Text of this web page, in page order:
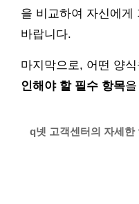
을 비교하여 자신에게
바랍니다.
마지막으로, 어떤 양
인해야 할 필수 항목
q넷 고객센터의 자세한